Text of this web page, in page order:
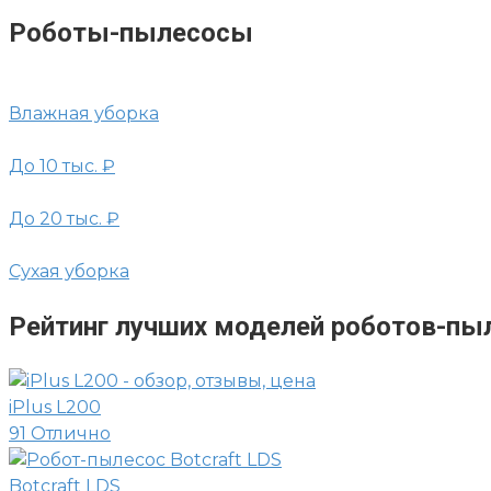
Роботы-пылесосы
Влажная уборка
До 10 тыс. ₽
До 20 тыс. ₽
Сухая уборка
Рейтинг лучших моделей роботов-
iPlus L200
91 Отлично
Botcraft LDS